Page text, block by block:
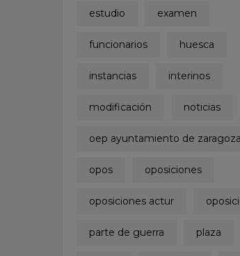
estudio examen
funcionarios huesca
instancias interinos
modificación noticias
oep ayuntamiento de zaragoza
opos oposiciones
oposiciones actur
parte de guerra plaza